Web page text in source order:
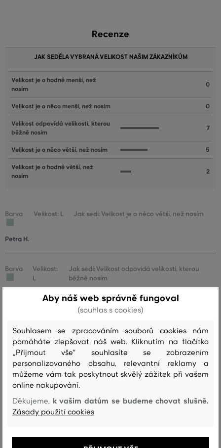
Recenze
JAK SEDĚLA VYBRANÁ VELIKOST NAŠIM ZÁKAZNÍKŮM
Velikost je o hodně menší, než
nosím
0
Velikost je o něco menší, než nosím 0
Velikost odpovídá velikosti, kterou
běžně nosím
7
Velikost je o něco větší, než nosím 5
Velikost je o hodně větší, než
nosím
2
Barva Velikost: L Jak sedí: Velikost je o něco větší, než nosím
Petra H.
Barva
Velikost:
L
Jak sedí: Velikost odpovídá velikosti, kterou
běžně nosím
Jaroslava L.
Barva
Velikost:
M
Jak sedí: Velikost odpovídá velikosti, kterou
běžně nosím
Karel T.
Aby náš web správně fungoval
(souhlas s cookies)
Souhlasem se zpracováním souborů cookies nám
pomáháte zlepšovat náš web. Kliknutím na tlačítko
„Přijmout vše" souhlasíte se zobrazením
personalizovaného obsahu, relevantní reklamy a
můžeme vám tak poskytnout skvělý zážitek při vašem
online nakupování.
Děkujeme, k vašim datům se budeme chovat slušně.
Zásady použití cookies